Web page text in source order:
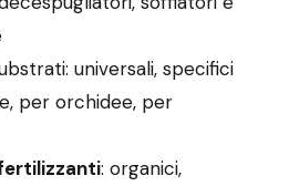
universali, specifici
per orchidee, per
: organici,